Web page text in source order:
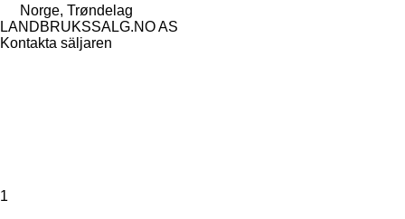
Norge, Trøndelag
LANDBRUKSSALG.NO AS
Kontakta säljaren
1